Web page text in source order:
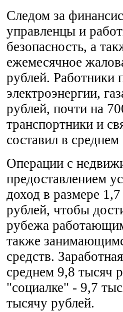
Следом за
управленцы и
безопасность, а
ежемесячное
рублей. Работники
электроэнергии,
рублей, почти на
транспортники и
составил в
Операции с
предоставлением
доход в размере
рублей, чтобы
рубежа
также
средств.
среднем 9,8 тысяч
"социалке" - 9,7
тысячу рублей.